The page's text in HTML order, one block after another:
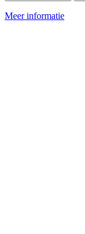
Meer informatie